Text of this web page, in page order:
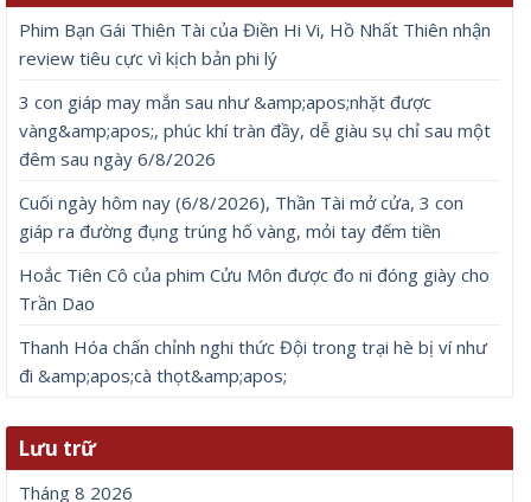
Phim Bạn Gái Thiên Tài của Điền Hi Vi, Hồ Nhất Thiên nhận
review tiêu cực vì kịch bản phi lý
3 con giáp may mắn sau như &amp;apos;nhặt được
vàng&amp;apos;, phúc khí tràn đầy, dễ giàu sụ chỉ sau một
đêm sau ngày 6/8/2026
Cuối ngày hôm nay (6/8/2026), Thần Tài mở cửa, 3 con
giáp ra đường đụng trúng hố vàng, mỏi tay đếm tiền
Hoắc Tiên Cô của phim Cửu Môn được đo ni đóng giày cho
Trần Dao
Thanh Hóa chấn chỉnh nghi thức Đội trong trại hè bị ví như
đi &amp;apos;cà thọt&amp;apos;
Lưu trữ
Tháng 8 2026